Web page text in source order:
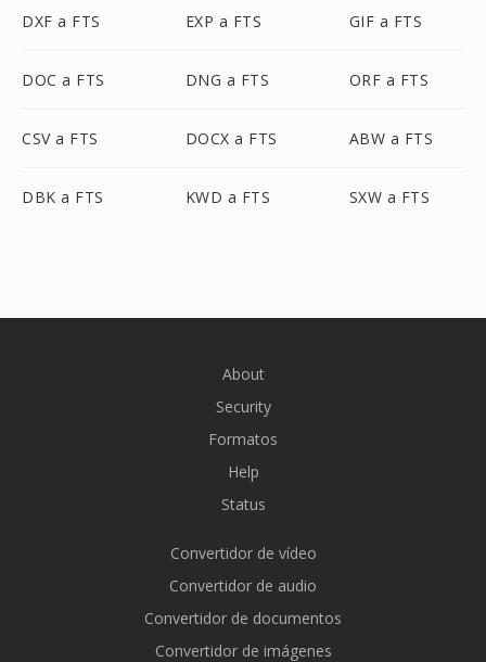
DXF a FTS EXP a FTS GIF a FTS
DOC a FTS DNG a FTS ORF a FTS
CSV a FTS DOCX a FTS ABW a FTS
DBK a FTS KWD a FTS SXW a FTS
About
Security
Formatos
Help
Status
Convertidor de vídeo
Convertidor de audio
Convertidor de documentos
Convertidor de imágenes